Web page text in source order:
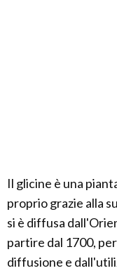
Il glicine è una
proprio grazie alla
si è diffusa
partire dal 1700,
diffusione e